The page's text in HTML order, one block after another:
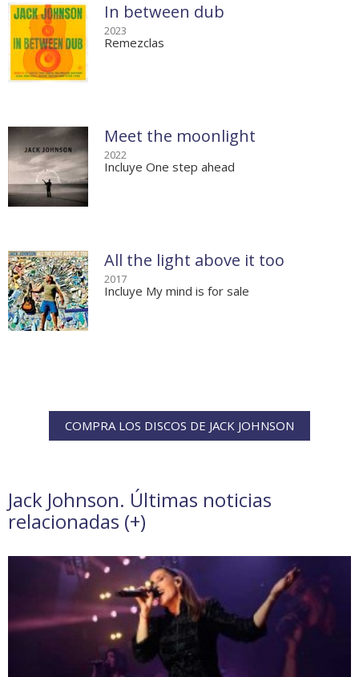
In between dub
2023
Remezclas
Meet the moonlight
2022
Incluye One step ahead
All the light above it too
2017
Incluye My mind is for sale
COMPRA LOS DISCOS DE JACK JOHNSON
Jack Johnson. Últimas noticias
relacionadas (+)